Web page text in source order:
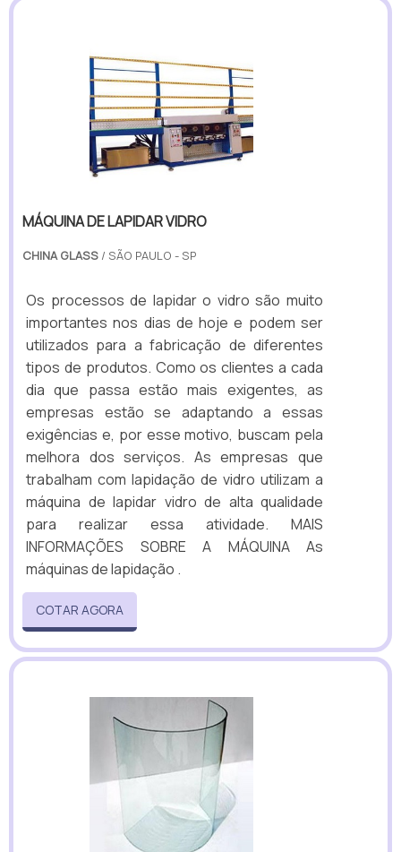
MÁQUINA DE LAPIDAR VIDRO
CHINA GLASS / SÃO PAULO - SP
Os processos de lapidar o vidro são muito
importantes nos dias de hoje e podem ser
utilizados para a fabricação de diferentes
tipos de produtos. Como os clientes a cada
dia que passa estão mais exigentes, as
empresas estão se adaptando a essas
exigências e, por esse motivo, buscam pela
melhora dos serviços. As empresas que
trabalham com lapidação de vidro utilizam a
máquina de lapidar vidro de alta qualidade
para realizar essa atividade. MAIS
INFORMAÇÕES SOBRE A MÁQUINA As
máquinas de lapidação .
COTAR AGORA